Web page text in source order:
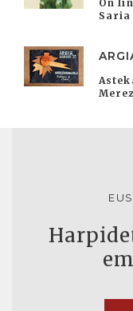
On
Saria